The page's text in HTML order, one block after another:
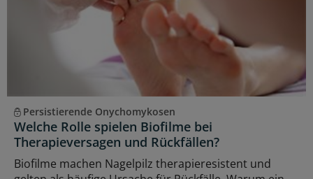
Persistierende Onychomykosen
Welche Rolle spielen Biofilme bei
Therapieversagen und Rückfällen?
Biofilme machen Nagelpilz therapieresistent und